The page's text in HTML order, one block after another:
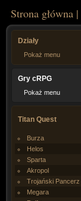
Strona główna |
Działy
Pokaż menu
Gry cRPG
Pokaż menu
Titan Quest
Burza
Helos
Sparta
Akropol
Trojański Pancerz
Megara